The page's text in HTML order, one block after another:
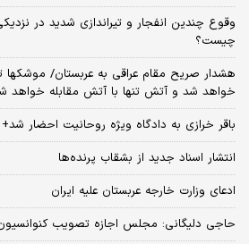
وقوع چندین انفجار و تیراندازی شدید در
چیست؟
هشدار صریح مقام عراقی به عربستان/ موشکها
خواهد شد و آتش تنها با آتش مقابله خواهد
باقر خرازی به دادگاه ویژه روحانیت احضار شد+
انتشار اسناد جدید از بشقاب پرنده‌ها
ادعای وزارت خارجه عربستان علیه ایران
حاجی دلیگانی: مجلس اجازه تصویب